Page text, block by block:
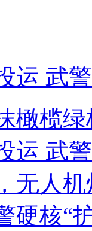
运 武
橄榄
运 武
无人
硬核“